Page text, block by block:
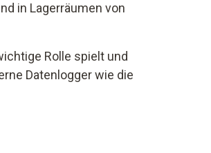
in Lagerräumen von
Rolle spielt und
Datenlogger wie die